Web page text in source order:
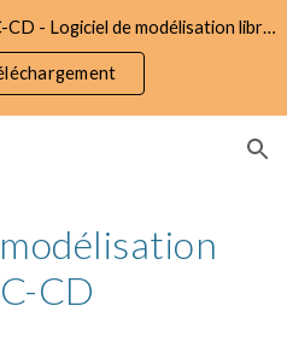
Evaluez la bêta version de MVC-CD - Logiciel de modélisation libre d'utilisation et gratuit
CD